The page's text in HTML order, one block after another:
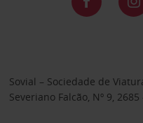
Sovial – Sociedade de
Severiano Falcão, Nº 9,